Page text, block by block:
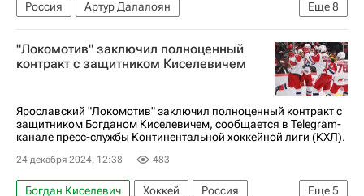
Еще8
Россия
Артур Далалоян
Семён Елистратов
Полина Кнороз
Олимпийский комитет России (ОКР)
Анастасия Фесикова
Зенит
Кубок мира по скелетону
"Локомотив" заключил полноценный
контракт с защитником Киселевичем
Ярославский "Локомотив" заключил полноценный контракт с
защитником Богданом Киселевичем, сообщается в Telegram-
канале пресс-службы Континентальной хоккейной лиги (КХЛ).
24 декабря 2024, 12:38 483
Еще5
Богдан Киселевич Хоккей
Россия